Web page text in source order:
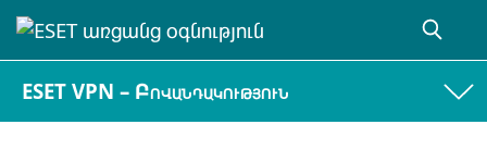
ESET VPN – Բովանդակություն